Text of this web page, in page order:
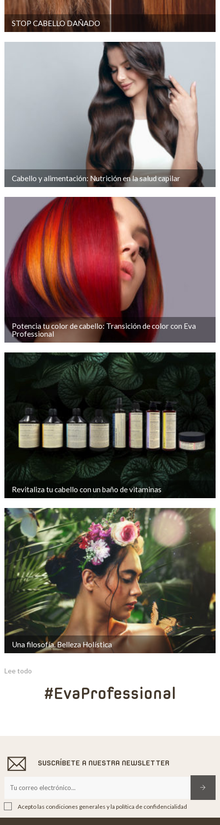
STOP CABELLO DAÑADO
Cabello y alimentación: Nutrición en la salud capilar
Potencia tu color de cabello: Transición de color con Eva
Professional
Revitaliza tu cabello con un baño de vitaminas
Una filosofía. Belleza Holística
Lee todo
#EvaProfessional
SUSCRÍBETE A NUESTRA NEWSLETTER
Acepto las condiciones generales y la política de confidencialidad